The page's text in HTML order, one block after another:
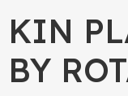
KIN
BY